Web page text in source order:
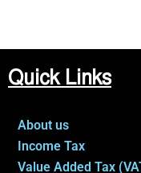
Quick Links
About us
Income Tax
Value Added Tax